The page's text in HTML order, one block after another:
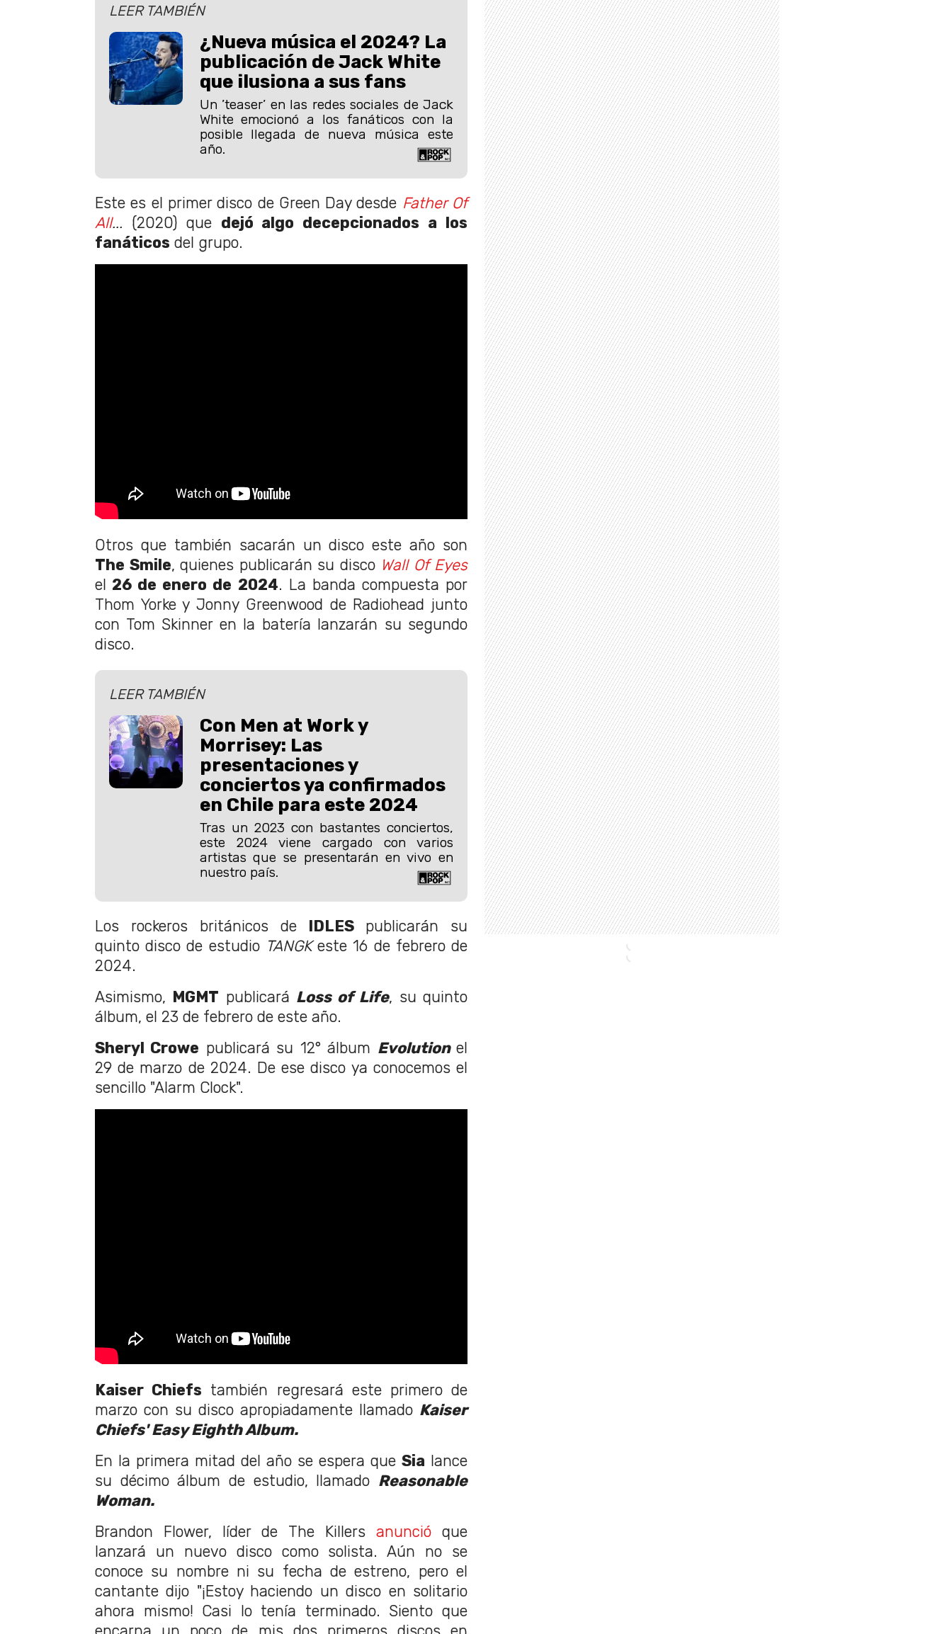
LEER TAMBIÉN
¿Nueva música el 2024? La
publicación de Jack White
que ilusiona a sus fans
Un ’teaser’ en las redes sociales de Jack
White emocionó a los fanáticos con la
posible llegada de nueva música este
año.
Este es el primer disco de Green Day desde Father Of
All... (2020) que dejó algo decepcionados a los
fanáticos del grupo.
Otros que también sacarán un disco este año son
The Smile, quienes publicarán su disco Wall Of Eyes
el 26 de enero de 2024. La banda compuesta por
Thom Yorke y Jonny Greenwood de Radiohead junto
con Tom Skinner en la batería lanzarán su segundo
disco.
LEER TAMBIÉN
Con Men at Work y
Morrisey: Las
presentaciones y
conciertos ya confirmados
en Chile para este 2024
Tras un 2023 con bastantes conciertos,
este 2024 viene cargado con varios
artistas que se presentarán en vivo en
nuestro país.
Los rockeros británicos de IDLES publicarán su
quinto disco de estudio TANGKeste 16 de febrero de
2024.
Asimismo, MGMT publicará Loss of Life, su quinto
álbum, el 23 de febrero de este año.
Sheryl Crowe publicará su 12° álbum Evolutionel
29 de marzo de 2024. De ese disco ya conocemos el
sencillo "Alarm Clock".
Kaiser Chiefs también regresará este primero de
marzo con su disco apropiadamente llamado Kaiser
Chiefs' Easy Eighth Album.
En la primera mitad del año se espera que Sia lance
su décimo álbum de estudio, llamado Reasonable
Woman.
Brandon Flower, líder de The Killers anuncióque
lanzará un nuevo disco como solista. Aún no se
conoce su nombre ni su fecha de estreno, pero el
cantante dijo "¡Estoy haciendo un disco en solitario
ahora mismo! Casi lo tenía terminado. Siento que